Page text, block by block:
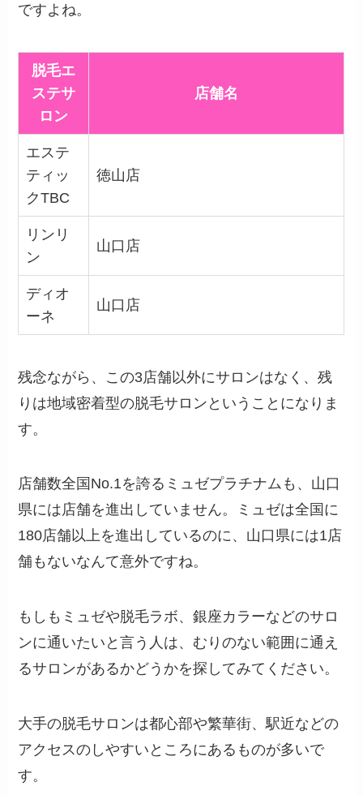
ですよね。
脱毛エ
ステサ
ロン
店舗名
エステ
ティッ
クTBC
徳山店
リンリ
ン
山口店
ディオ
ーネ
山口店
残念ながら、この3店舗以外にサロンはなく、残
りは地域密着型の脱毛サロンということになりま
す。
店舗数全国No.1を誇るミュゼプラチナムも、山口
県には店舗を進出していません。ミュゼは全国に
180店舗以上を進出しているのに、山口県には1店
舗もないなんて意外ですね。
もしもミュゼや脱毛ラボ、銀座カラーなどのサロ
ンに通いたいと言う人は、むりのない範囲に通え
るサロンがあるかどうかを探してみてください。
大手の脱毛サロンは都心部や繁華街、駅近などの
アクセスのしやすいところにあるものが多いで
す。